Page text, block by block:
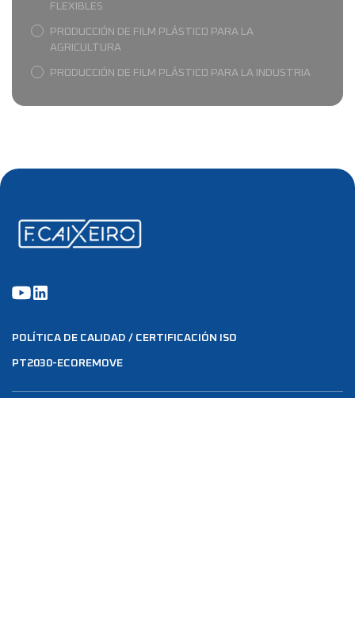
FLEXIBLES
PRODUCCIÓN DE FILM PLÁSTICO PARA LA
AGRICULTURA
PRODUCCIÓN DE FILM PLÁSTICO PARA LA INDUSTRIA
POLÍTICA DE CALIDAD / CERTIFICACIÓN ISO
PT2030-ECOREMOVE